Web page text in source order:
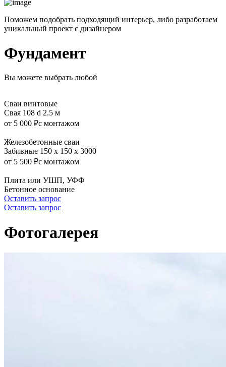
Поможем подобрать подходящий интерьер, либо разработаем
уникальный проект с дизайнером
Фундамент
Вы можете выбрать любой
Сваи винтовые
Свая 108 d 2.5 м
от 5 000 ₽с монтажом
Железобетонные сваи
Забивные 150 x 150 x 3000
от 5 500 ₽с монтажом
Плита или УШП, УФФ
Бетонное основание
Оставить запрос
Оставить запрос
Фотогалерея